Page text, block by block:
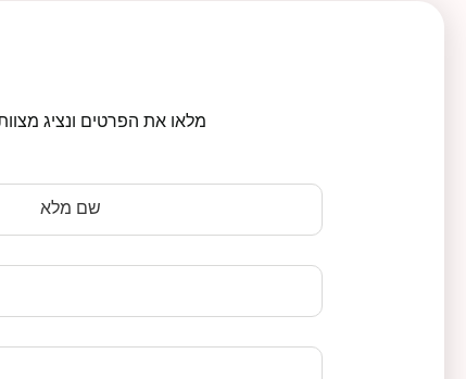
מלאו את הפרטים ונציג
שם מלא